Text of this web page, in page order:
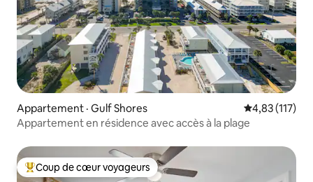
Appartement · Gulf Shores Note
4,83 (117)
Appartement en résidence avec accès à la plage
Coup de cœur voyageurs parmi les plus aimés
Coup de cœur voyageurs